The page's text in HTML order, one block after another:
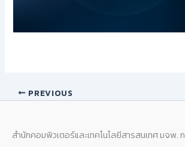
PREVIOUS
สำนักคอมพิวเตอร์และเทคโนโลยีสารสนเทศ มจพ.